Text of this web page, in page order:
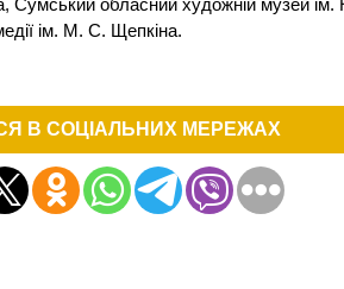
Сумський обласний художній музей
ім. М. С. Щепкіна.
В СОЦІАЛЬНИХ МЕРЕЖАХ